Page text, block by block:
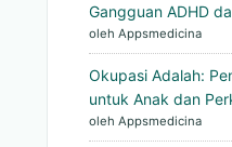
Gangguan ADHD
oleh Appsmedicina
Okupasi Adalah:
untuk Anak dan
oleh Appsmedicina